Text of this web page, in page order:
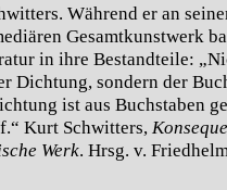
Während er an
Gesamtkunstwerk
in ihre Bestandteile:
Dichtung, sondern der
ist aus Buchstaben
Kurt Schwitters,
Werk. Hrsg. v.